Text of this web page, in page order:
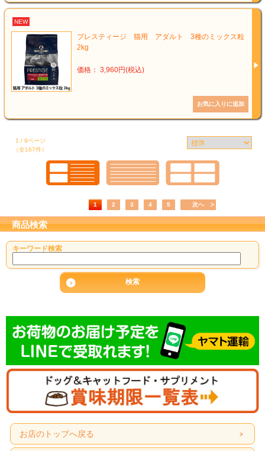
NEW
プレスティージ 猫用 アダルト 3種のミックス粒
2kg
価格： 3,960円(税込)
1 / 9ページ
（全167件）
1 2 3 4 5 次へ
商品検索
キーワード検索
お店のトップへ戻る